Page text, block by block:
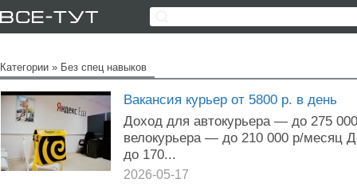
Категории » Без спец навыков
Вакансия курьер от 5800 р. в день
Доход для автокурьера — до 275
велокурьера — до 210 000 р/месяц
до 170...
2026-05-17